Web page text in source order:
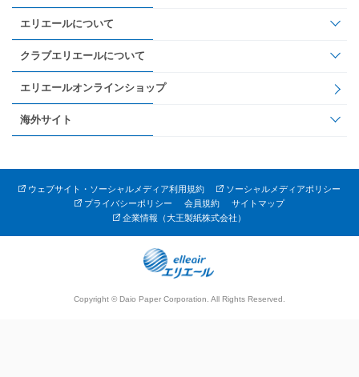
エリエールについて
クラブエリエールについて
エリエールオンラインショップ
海外サイト
ウェブサイト・ソーシャルメディア利用規約
ソーシャルメディアポリシー
プライバシーポリシー
会員規約
サイトマップ
企業情報（大王製紙株式会社）
Copyright © Daio Paper Corporation. All Rights Reserved.